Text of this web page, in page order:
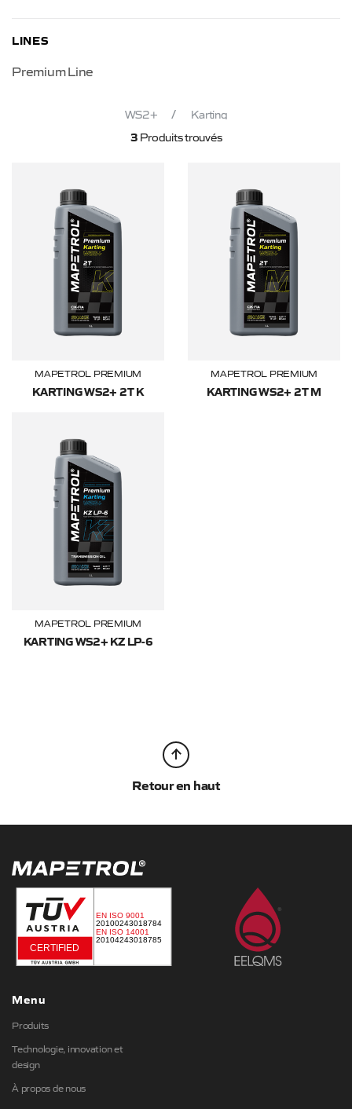
LINES
Premium Line
WS2+ Karting
3 Produits trouvés
MAPETROL PREMIUM
KARTING WS2+ 2T K
MAPETROL PREMIUM
KARTING WS2+ 2T M
MAPETROL PREMIUM
KARTING WS2+ KZ LP-6
Retour en haut
Menu
Produits
Technologie, innovation et
design
À propos de nous